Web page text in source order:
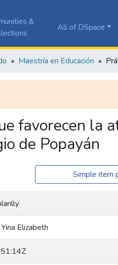
&
All of DSpace
Maestría en Educación
favorecen la
de Popayán
Simple item
Elizabeth